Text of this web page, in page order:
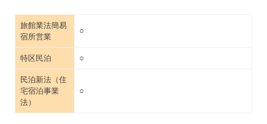
旅館業法簡易
宿所営業
○
特区民泊 ○
民泊新法（住
宅宿泊事業
法）
○